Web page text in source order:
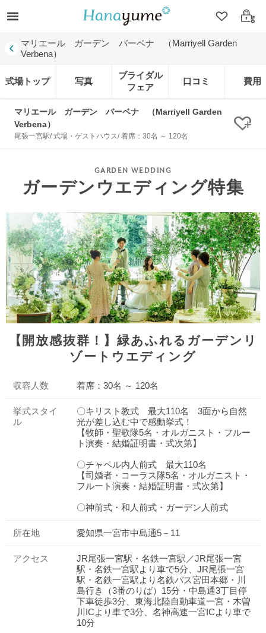
クリップ
ログ
マリエール ガーデン バーベナ （Marriyell Garden
Verbena）
式場トップ 写真
ブライダル
フェア
口コミ 費用
マリエール ガーデン バーベナ （Marriyell Garden
Verbena）
尾張一宮駅/ 式場・ゲストハウス/ 着席：30名 ～ 120名 ク
ガーデンウエディング特集
【開放感抜群！】緑あふれるガーデンリ
ゾートウエディング
収容人数 着席：30名 ～ 120名
挙式スタイ
ル
〇キリスト教式 最大110名 3面から自然
光が差し込む中で感動挙式！
【牧師・聖歌隊5名・オルガニスト・フルー
ト演奏・結婚証明書・式次第】
〇チャペル内人前式 最大110名
【司婚者・コーラス隊5名・オルガニスト・
フルート演奏・結婚証明書・式次第】
〇神前式・和人前式・ガーデン人前式
所在地 愛知県一宮市中島通5－11
アクセス
JR尾張一宮駅・名鉄一宮駅／JR尾張一宮
駅・名鉄一宮駅より車で5分、JR尾張一宮
駅・名鉄一宮駅より名鉄バス宮田本郷・川
島行き（3番のりば）15分・中島通3丁目停
下車徒歩3分、東海北陸自動車道一宮・木曽
川ICより車で3分、名神高速一宮ICより車で
10分